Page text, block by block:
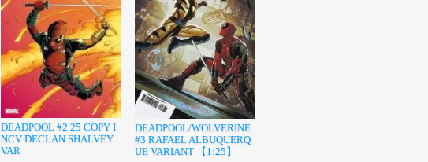
DEADPOOL #2 25 COPY I
NCV DECLAN SHALVEY
VAR
DEADPOOL/WOLVERINE
#3 RAFAEL ALBUQUERQ
UE VARIANT 【1:25】